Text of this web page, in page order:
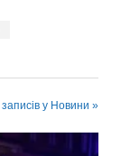
у Новини »